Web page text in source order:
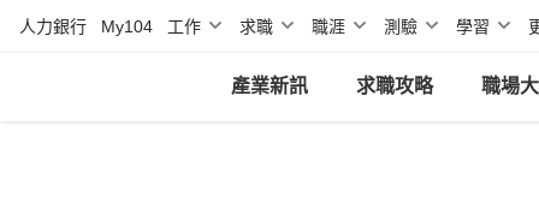
人力銀行 My104 工作 求職 職涯 測驗 學習
產業新訊 求職攻略 職場